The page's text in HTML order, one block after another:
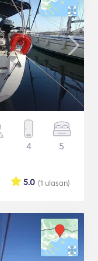
4 5
(1 ulasan)
5.0